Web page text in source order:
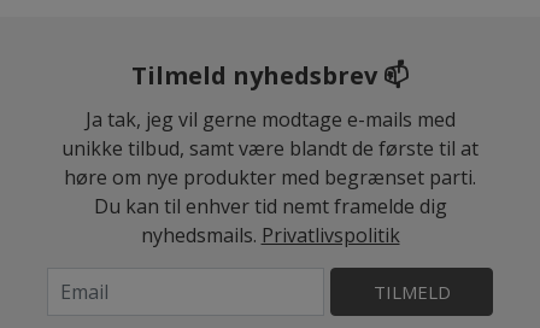
Tilmeld nyhedsbrev 📫
Ja tak, jeg vil gerne modtage e-mails med
unikke tilbud, samt være blandt de første til at
høre om nye produkter med begrænset parti.
Du kan til enhver tid nemt framelde dig
nyhedsmails. Privatlivspolitik
TILMELD